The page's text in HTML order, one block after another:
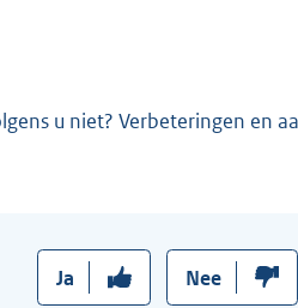
u niet? Verbeteringen en
Ja Nee